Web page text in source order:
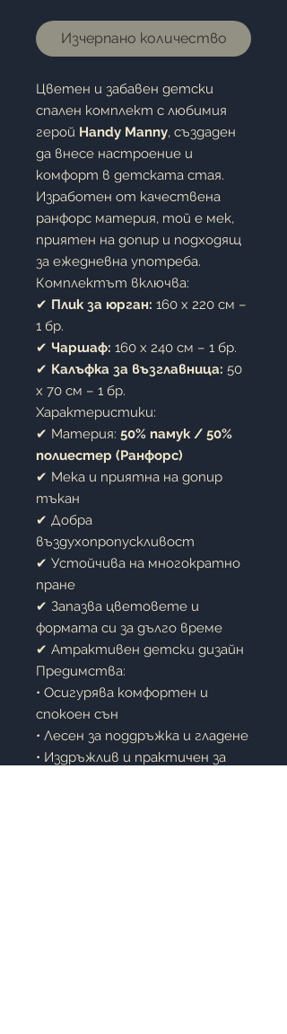
Изчерпано количество
Цветен и забавен детски
спален комплект с любимия
герой Handy Manny, създаден
да внесе настроение и
комфорт в детската стая.
Изработен от качествена
ранфорс материя, той е мек,
приятен на допир и подходящ
за ежедневна употреба.
Комплектът включва:
✔ Плик за юрган: 160 x 220 см –
1 бр.
✔ Чаршаф: 160 x 240 см – 1 бр.
✔ Калъфка за възглавница: 50
x 70 см – 1 бр.
Характеристики:
✔ Материя: 50% памук / 50%
полиестер (Ранфорс)
✔ Мека и приятна на допир
тъкан
✔ Добра
въздухопропускливост
✔ Устойчива на многократно
пране
✔ Запазва цветовете и
формата си за дълго време
✔ Атрактивен детски дизайн
Предимства:
• Осигурява комфортен и
спокоен сън
• Лесен за поддръжка и гладене
• Издръжлив и практичен за